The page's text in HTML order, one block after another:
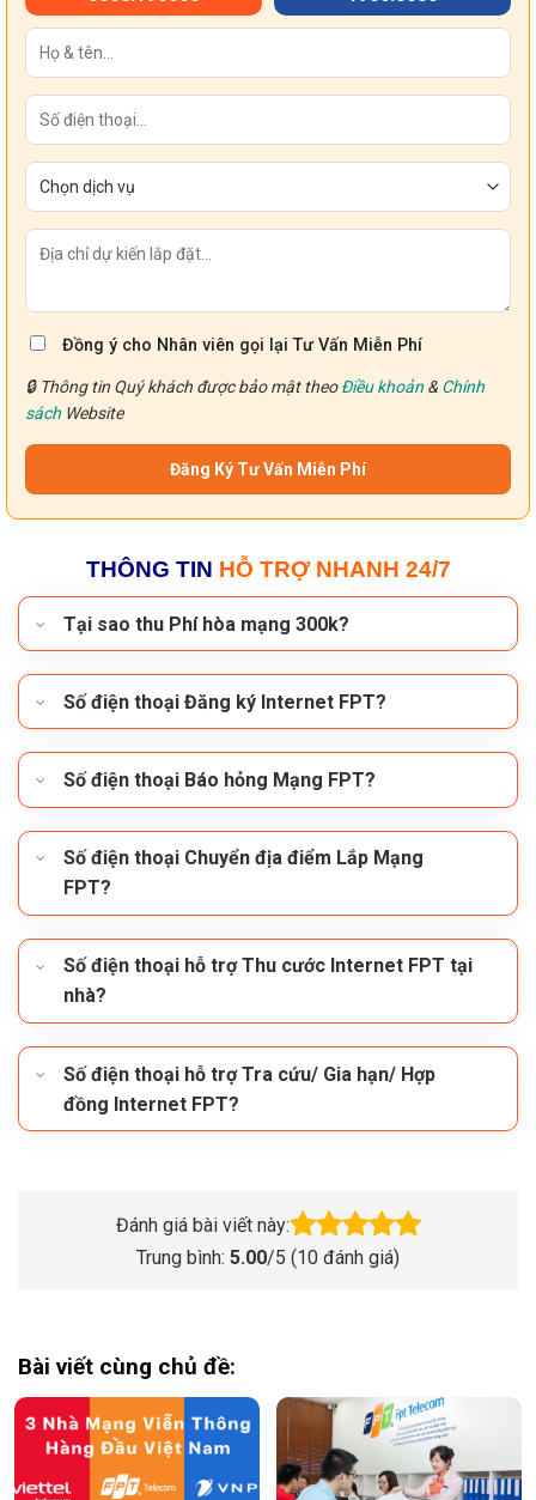
Đồng ý cho Nhân viên gọi lại Tư Vấn Miễn Phí
🔒 Thông tin Quý khách được bảo mật theoĐiều khoản & Chính
sách Website
THÔNG TIN HỖ TRỢ NHANH 24/7
Tại sao thu Phí hòa mạng 300k?
Số điện thoại Đăng ký Internet FPT?
Số điện thoại Báo hỏng Mạng FPT?
Số điện thoại Chuyển địa điểm Lắp Mạng
FPT?
Số điện thoại hỗ trợ Thu cước Internet FPT tại
nhà?
Số điện thoại hỗ trợ Tra cứu/ Gia hạn/ Hợp
đồng Internet FPT?
Đánh giá bài viết này:
Trung bình: 5.00/5 (10 đánh giá)
Bài viết cùng chủ đề: